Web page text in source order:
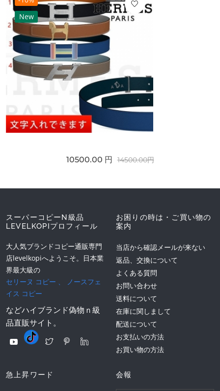
New
10500.00 円 14500.00円
スーパーコピーN級品
LEVELKOPIプロフィール
大人気ブランドコピー通販専門
店levelkopiへようこそ。日本業
界最大級の
セリーヌ コピー
ノースフェ
イス コピー
などハイブランド偽物ｎ級
品直販サイト。
お困りの時は・ご買い物の
案内
当店から確認メールが来ない
返品、交換について
よくある質問
お問い合わせ
送料について
在庫に関しまして
配送について
お支払いの方法
お買い物の方法
急上昇ワード 会報